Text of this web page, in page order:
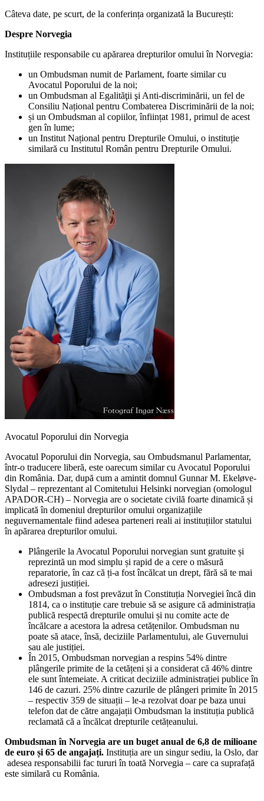
Câteva date, pe scurt, de la conferința organizată la București:
Despre Norvegia
Instituțiile responsabile cu apărarea drepturilor omului în Norvegia:
un Ombudsman numit de Parlament, foarte similar cu
Avocatul Poporului de la noi;
un Ombudsman al Egalităţii şi Anti-discriminării, un fel de
Consiliu Național pentru Combaterea Discriminării de la noi;
și un Ombudsman al copiilor, înființat 1981, primul de acest
gen în lume;
un Institut Național pentru Drepturile Omului, o instituție
similară cu Institutul Român pentru Drepturile Omului.
Avocatul Poporului din Norvegia
Avocatul Poporului din Norvegia, sau Ombudsmanul Parlamentar,
într-o traducere liberă, este oarecum similar cu Avocatul Poporului
din România. Dar, după cum a amintit domnul Gunnar M. Ekeløve-
Slydal – reprezentant al Comitetului Helsinki norvegian (omologul
APADOR-CH) – Norvegia are o societate civilă foarte dinamică și
implicată în domeniul drepturilor omului organizațiile
neguvernamentale fiind adesea parteneri reali ai instituțiilor statului
în apărarea drepturilor omului.
Plângerile la Avocatul Poporului norvegian sunt gratuite și
reprezintă un mod simplu și rapid de a cere o măsură
reparatorie, în caz că ți-a fost încălcat un drept, fără să te mai
adresezi justiției.
Ombudsman a fost prevăzut în Constituția Norvegiei încă din
1814, ca o instituție care trebuie să se asigure că administrația
publică respectă drepturile omului și nu comite acte de
încălcare a acestora la adresa cetățenilor. Ombudsman nu
poate să atace, însă, deciziile Parlamentului, ale Guvernului
sau ale justiției.
În 2015, Ombudsman norvegian a respins 54% dintre
plângerile primite de la cetățeni și a considerat că 46% dintre
ele sunt întemeiate. A criticat deciziile administrației publice în
146 de cazuri. 25% dintre cazurile de plângeri primite în 2015
– respectiv 359 de situații – le-a rezolvat doar pe baza unui
telefon dat de către angajații Ombudsman la instituția publică
reclamată că a încălcat drepturile cetățeanului.
Ombudsman în Norvegia are un buget anual de 6,8 de milioane
de euro și 65 de angajați. Instituția are un singur sediu, la Oslo, dar
adesea responsabilii fac tururi în toată Norvegia – care ca suprafață
este similară cu România.